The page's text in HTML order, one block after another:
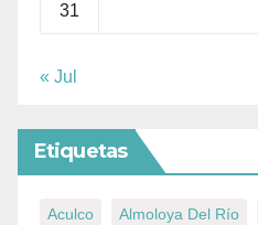
31
« Jul
Etiquetas
Aculco Almoloya Del Río